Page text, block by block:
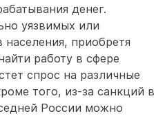
денег.
уязвимых или
приобретя
работу в сфере
спрос на различные
того, из-за санкций в
России можно